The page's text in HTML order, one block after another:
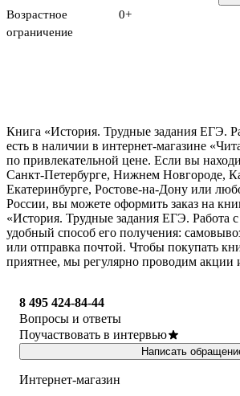
Возрастное
ограничение
0+
Книга «История. Трудные задания ЕГЭ.
есть в наличии в интернет-магазине
по привлекательной цене. Если вы
Санкт-Петербурге, Нижнем Новгороде,
Екатеринбурге, Ростове-на-Дону или
России, вы можете оформить заказ на
«История. Трудные задания ЕГЭ. Работа
удобный способ его получения:
или отправка почтой. Чтобы покупать
приятнее, мы регулярно проводим акции
8 495 424-84-44
Вопросы и ответы
Поучаствовать в интервью
Написать
Интернет-магазин